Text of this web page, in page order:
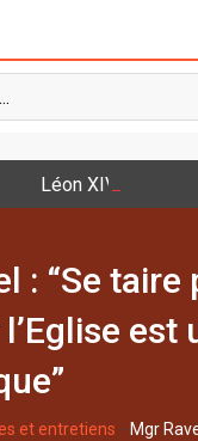
Léon XIV: la
: “Se taire
est
et entretiens - Mgr